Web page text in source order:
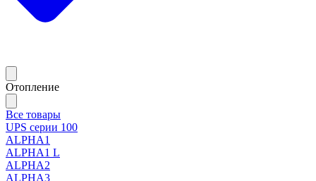
Отопление
Все товары
UPS серии 100
ALPHA1
ALPHA1 L
ALPHA2
ALPHA3